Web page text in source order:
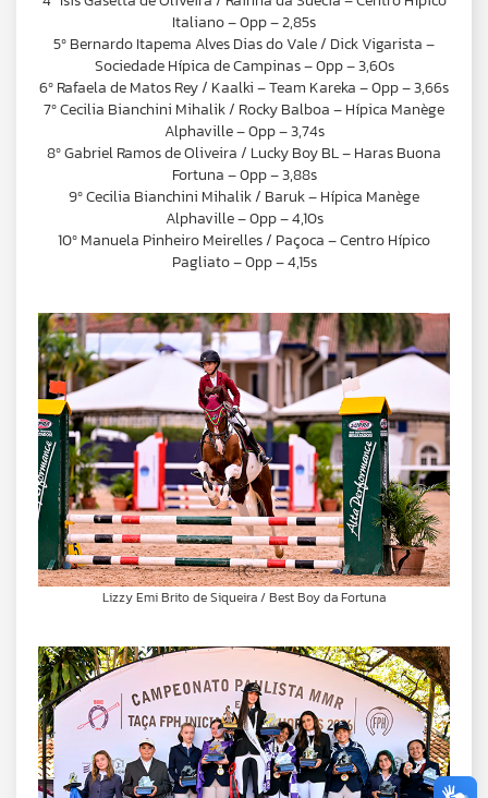
Italiano – 0pp – 2,85s
5º Bernardo Itapema Alves Dias do Vale / Dick Vigarista –
Sociedade Hípica de Campinas – 0pp – 3,60s
6º Rafaela de Matos Rey / Kaalki – Team Kareka – 0pp – 3,66s
7º Cecilia Bianchini Mihalik / Rocky Balboa – Hípica Manège
Alphaville – 0pp – 3,74s
8º Gabriel Ramos de Oliveira / Lucky Boy BL – Haras Buona
Fortuna – 0pp – 3,88s
9º Cecilia Bianchini Mihalik / Baruk – Hípica Manège
Alphaville – 0pp – 4,10s
10º Manuela Pinheiro Meirelles / Paçoca – Centro Hípico
Pagliato – 0pp – 4,15s
Lizzy Emi Brito de Siqueira / Best Boy da Fortuna